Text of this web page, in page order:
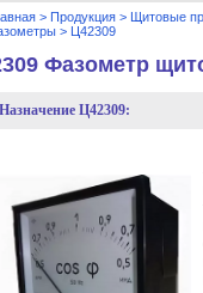
> Продукция > Щитовые
> Ц42309
Фазометр
Назначение Ц42309: